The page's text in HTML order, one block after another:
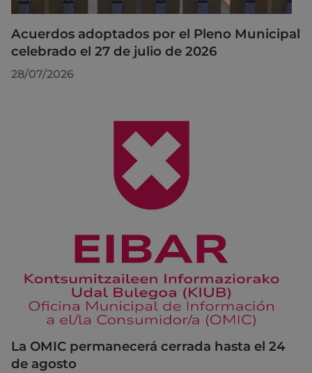
Acuerdos adoptados por el Pleno Municipal
celebrado el 27 de julio de 2026
28/07/2026
La OMIC permanecerá cerrada hasta el 24
de agosto